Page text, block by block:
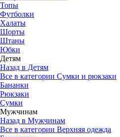
Топы
Футболки
Халаты
Шорты
Штаны
Юбки
Детям
Назад в Детям
Все в категории Сумки и рюкзаки
Бананки
Рюкзаки
Сумки
Мужчинам
Назад в Мужчинам
Все в категории Верхняя одежда